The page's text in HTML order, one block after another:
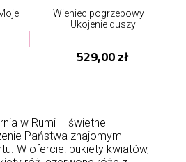
Wieniec pogrzebowy –
Ukojenie duszy
529,00 zł
w Rumi – świetne
Państwa znajomym
W ofercie: bukiety kwiatów,